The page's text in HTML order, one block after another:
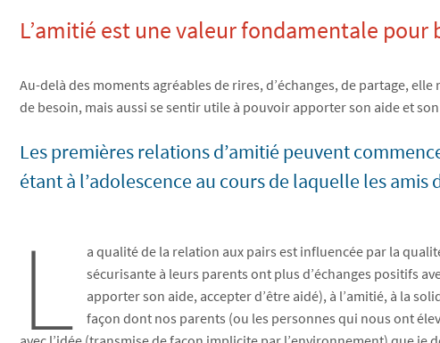
L’amitié est une valeur fondamentale pour
Au-delà des moments agréables de rires, d’échanges, de partage,
de besoin, mais aussi se sentir utile à pouvoir apporter son aide et
Les premières relations d’amitié peuvent
étant à l’adolescence au cours de laquelle les
L
a qualité de la relation aux pairs est influencée par la
sécurisante à leurs parents ont plus d’échanges positifs
apporter son aide, accepter d’être aidé), à l’amitié, à la
façon dont nos parents (ou les personnes qui nous ont